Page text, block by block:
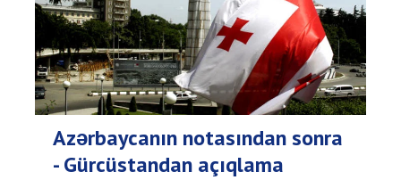
Azərbaycanın notasından sonra
- Gürcüstandan açıqlama